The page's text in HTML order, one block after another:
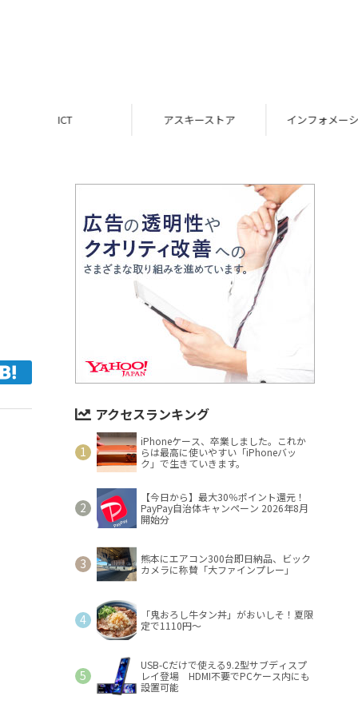
アスキーストア インフォメーション
アクセスランキング
iPhoneケース、卒業しました。これか
らは最高に使いやすい「iPhoneバッ
ク」で生きていきます。
【今日から】最大30％ポイント還元！
PayPay自治体キャンペーン 2026年8月
開始分
熊本にエアコン300台即日納品、ビック
カメラに称賛「大ファインプレー」
「鬼おろし牛タン丼」がおいしそ！夏限
定で1110円～
USB-Cだけで使える9.2型サブディスプ
レイ登場 HDMI不要でPCケース内にも
設置可能